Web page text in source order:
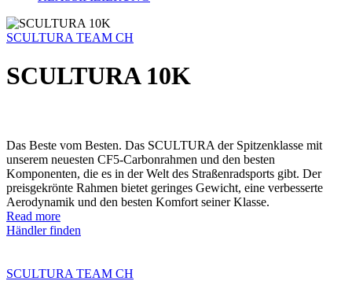
SCULTURA TEAM CH
SCULTURA 10K
Das Beste vom Besten. Das SCULTURA der Spitzenklasse mit
unserem neuesten CF5-Carbonrahmen und den besten
Komponenten, die es in der Welt des Straßenradsports gibt. Der
preisgekrönte Rahmen bietet geringes Gewicht, eine verbesserte
Aerodynamik und den besten Komfort seiner Klasse.
Read more
Händler finden
SCULTURA TEAM CH